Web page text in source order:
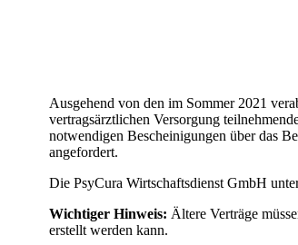
Ausgehend von den im Sommer 2021
vertragsärztlichen Versorgung
notwendigen Bescheinigungen über das
angefordert.
Die PsyCura Wirtschaftsdienst GmbH
Wichtiger Hinweis: Ältere Verträge
erstellt werden kann.